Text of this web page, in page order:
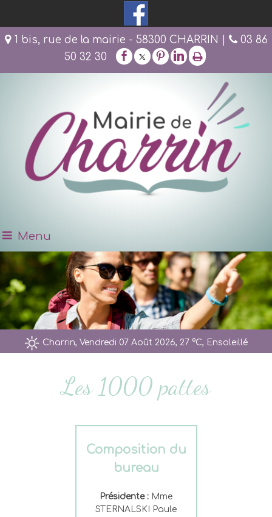
1 bis, rue de la mairie - 58300 CHARRIN |
03 86
50 32 30
Menu
Charrin, Vendredi 07 Août 2026, 27 °C, Ensoleillé
Les 1000 pattes
Composition du
bureau
Présidente : Mme
STERNALSKI Paule